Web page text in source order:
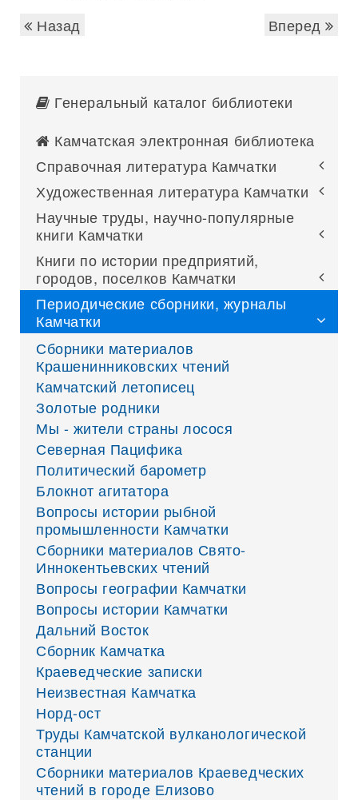
Назад
Вперед
Генеральный каталог библиотеки
Камчатская электронная библиотека
Справочная литература Камчатки
Художественная литература Камчатки
Научные труды, научно-популярные
книги Камчатки
Книги по истории предприятий,
городов, поселков Камчатки
Периодические сборники, журналы
Камчатки
Сборники материалов
Крашенинниковских чтений
Камчатский летописец
Золотые родники
Мы - жители страны лосося
Северная Пацифика
Политический барометр
Блокнот агитатора
Вопросы истории рыбной
промышленности Камчатки
Сборники материалов Свято-
Иннокентьевских чтений
Вопросы географии Камчатки
Вопросы истории Камчатки
Дальний Восток
Сборник Камчатка
Краеведческие записки
Неизвестная Камчатка
Норд-ост
Труды Камчатской вулканологической
станции
Сборники материалов Краеведческих
чтений в городе Елизово